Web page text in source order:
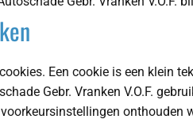
Een cookie is een klein
Gebr. Vranken V.O.F.
onthouden